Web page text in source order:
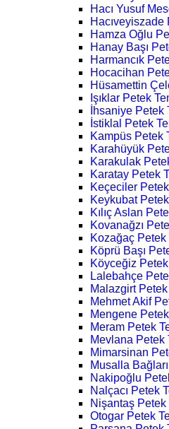
Hacı Yusuf
Hamza Oğlu
Hanay Başı
Harmancık
Hocacihan
Hüsamettin
Işıklar Petek
İhsaniye Petek
İstiklal Petek
Kampüs Petek
Karahüyük
Karakulak
Karatay Petek
Keçeciler
Keykubat
Kılıç Aslan
Kovanağzı
Kozağaç
Köprü Başı
Köyceğiz
Lalebahçe
Malazgirt
Mehmet Akif
Mengene
Meram Petek
Mevlana Petek
Mimarsinan
Musalla
Nakipoğlu
Nalçacı Petek
Nişantaş
Otogar Petek